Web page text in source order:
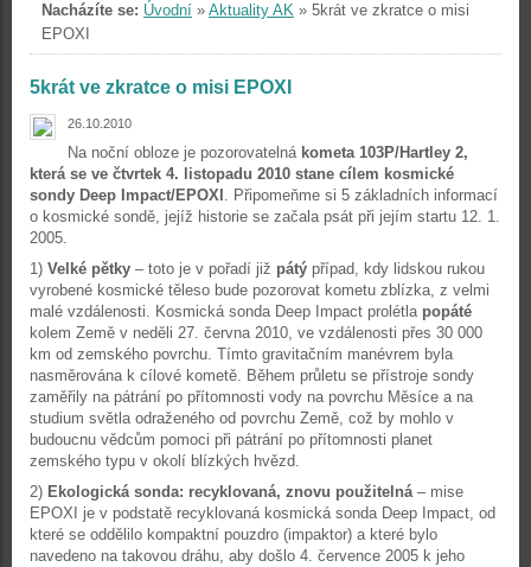
Nacházíte se: Úvodní » Aktuality AK » 5krát ve zkratce o misi
EPOXI
5krát ve zkratce o misi EPOXI
26.10.2010
Na noční obloze je pozorovatelná kometa 103P/Hartley 2,
která se ve čtvrtek 4. listopadu 2010 stane cílem kosmické
sondy Deep Impact/EPOXI . Připomeňme si 5 základních informací
o kosmické sondě, jejíž historie se začala psát při jejím startu 12. 1.
2005.
1) Velké pětky – toto je v pořadí již pátý případ, kdy lidskou rukou
vyrobené kosmické těleso bude pozorovat kometu zblízka, z velmi
malé vzdálenosti. Kosmická sonda Deep Impact prolétla popáté
kolem Země v neděli 27. června 2010, ve vzdálenosti přes 30 000
km od zemského povrchu. Tímto gravitačním manévrem byla
nasměrována k cílové kometě. Během průletu se přístroje sondy
zaměřily na pátrání po přítomnosti vody na povrchu Měsíce a na
studium světla odraženého od povrchu Země, což by mohlo v
budoucnu vědcům pomoci při pátrání po přítomnosti planet
zemského typu v okolí blízkých hvězd.
2) Ekologická sonda: recyklovaná, znovu použitelná – mise
EPOXI je v podstatě recyklovaná kosmická sonda Deep Impact, od
které se oddělilo kompaktní pouzdro (impaktor) a které bylo
navedeno na takovou dráhu, aby došlo 4. července 2005 k jeho